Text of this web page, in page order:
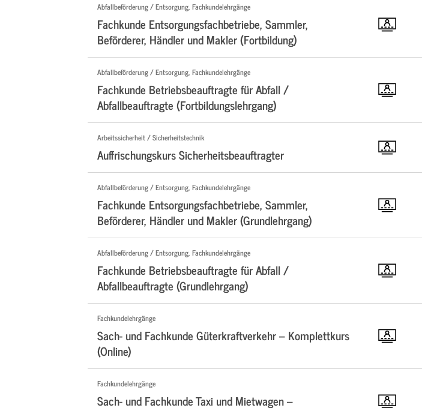
Abfallbeförderung / Entsorgung, Fachkundelehrgänge
Fachkunde Entsorgungsfachbetriebe, Sammler,
Beförderer, Händler und Makler (Fortbildung)
Abfallbeförderung / Entsorgung, Fachkundelehrgänge
Fachkunde Betriebsbeauftragte für Abfall /
Abfallbeauftragte (Fortbildungslehrgang)
Arbeitssicherheit / Sicherheitstechnik
Auffrischungskurs Sicherheitsbeauftragter
Abfallbeförderung / Entsorgung, Fachkundelehrgänge
Fachkunde Entsorgungsfachbetriebe, Sammler,
Beförderer, Händler und Makler (Grundlehrgang)
Abfallbeförderung / Entsorgung, Fachkundelehrgänge
Fachkunde Betriebsbeauftragte für Abfall /
Abfallbeauftragte (Grundlehrgang)
Fachkundelehrgänge
Sach- und Fachkunde Güterkraftverkehr – Komplettkurs
(Online)
Fachkundelehrgänge
Sach- und Fachkunde Taxi und Mietwagen –